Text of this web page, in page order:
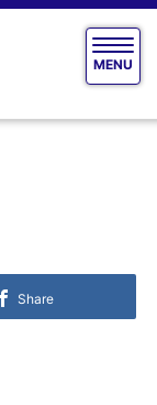
T
o
g
MENU
Share